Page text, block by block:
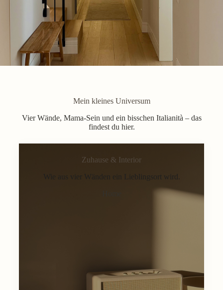
Mein kleines Universum
Vier Wände, Mama-Sein und ein bisschen Italianità – das
findest du hier.
Zuhause & Interior
Wie aus vier Wänden ein Lieblingsort wird.